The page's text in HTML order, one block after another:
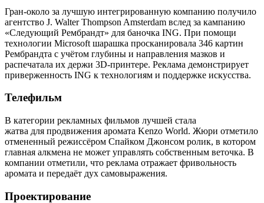
Гран-около за лучшую интегрированную компанию получило
агентство J. Walter Thompson Amsterdam вслед за кампанию
«Следующий Рембрандт» для баночка ING. При помощи
технологии Microsoft шарашка просканировала 346 картин
Рембрандта с учётом глубины и направления мазков и
распечатала их держи 3D-принтере. Реклама демонстрирует
приверженность ING к технологиям и поддержке искусства.
Телефильм
В категории рекламных фильмов лучшей стала
жатва для продвижения аромата Kenzo World. Жюри отметило
отмененный режиссёром Спайком Джонсом ролик, в котором
главная алкмена не может управлять собственным веточка. В
компании отметили, что реклама отражает фривольность
аромата и передаёт дух самовыражения.
Проектирование